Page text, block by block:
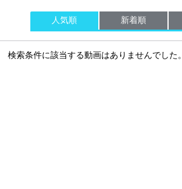
人気順 新着順
検索条件に該当する動画はありませんでした。